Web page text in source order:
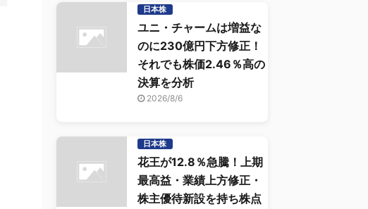
日本株
ユニ・チャームは増益な
のに230億円下方修正！
それでも株価2.46％高の
決算を分析
2026/8/6
日本株
花王が12.8％急騰！上期
最高益・業績上方修正・
株主優待新設を持ち株点